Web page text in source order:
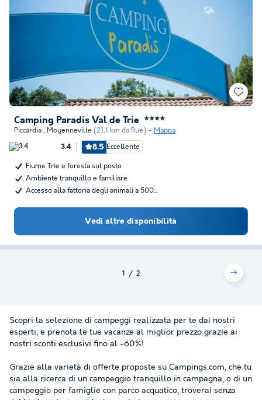
Camping Paradis Val de Trie ★★★★
Piccardia , Moyenneville (21,1 km da Rue) Mappa
3.4 8.5 Eccellente
Fiume Trie e foresta sul posto
Ambiente tranquillo e familiare
Accesso alla fattoria degli animali a 500…
Vedi altre disponibilità
1 2
Scopri la selezione di campeggi realizzata per te dai nostri
esperti, e prenota le tue vacanze al miglior prezzo grazie ai
nostri sconti esclusivi fino al -60%!
Grazie alla varietà di offerte proposte su Campings.com, che tu
sia alla ricerca di un campeggio tranquillo in campagna, o di un
campeggio per famiglie con parco acquatico, troverai senza